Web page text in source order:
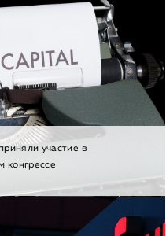
участие в
конгрессе